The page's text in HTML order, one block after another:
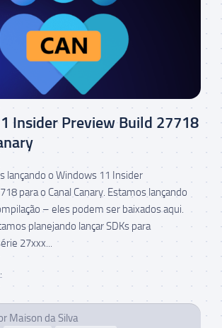
Insider Preview Build 27718
lançando o Windows 11 Insider
para o Canal Canary. Estamos lançando
– eles podem ser baixados aqui.
planejando lançar SDKs para
27xxx...
Maison da Silva